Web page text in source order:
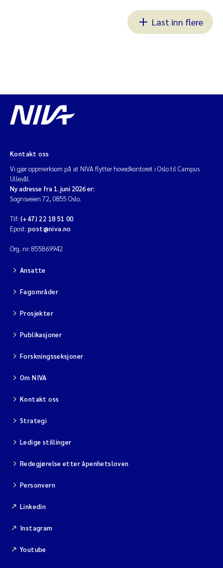
Last inn flere
Kontakt oss
Vi gjør oppmerksom på at NIVA flytter hovedkontoret i Oslo til Campus
Ullevål.
Ny adresse fra 1. juni 2026 er:
Sognsveien 72, 0855 Oslo.
Tlf: (+47) 22 18 51 00
Epost: post@niva.no
Org. nr: 855869942
Ansatte
Fagområder
Prosjekter
Publikasjoner
Forskningsseksjoner
Om NIVA
Kontakt oss
Strategi
Ledige stillinger
Redegjørelse etter åpenhetsloven
Personvern
Linkedin
Instagram
Youtube